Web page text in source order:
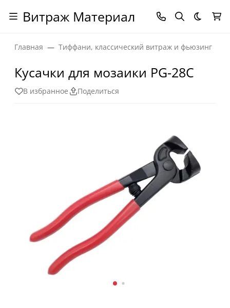
Витраж Материал Темная
Главная Тиффани, классический витраж и фьюзинг
Кусачки для мозаики PG-28C
В избранное Поделиться